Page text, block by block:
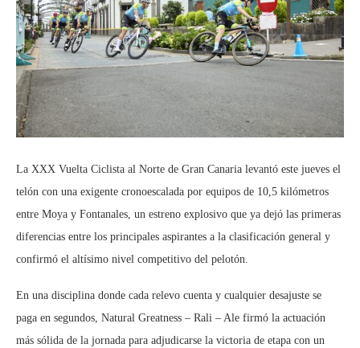
La XXX Vuelta Ciclista al Norte de Gran Canaria levantó este jueves el
telón con una exigente cronoescalada por equipos de 10,5 kilómetros
entre Moya y Fontanales, un estreno explosivo que ya dejó las primeras
diferencias entre los principales aspirantes a la clasificación general y
confirmó el altísimo nivel competitivo del pelotón.
En una disciplina donde cada relevo cuenta y cualquier desajuste se
paga en segundos, Natural Greatness – Rali – Ale firmó la actuación
más sólida de la jornada para adjudicarse la victoria de etapa con un